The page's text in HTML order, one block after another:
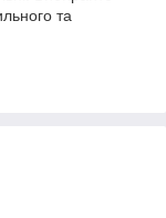
та